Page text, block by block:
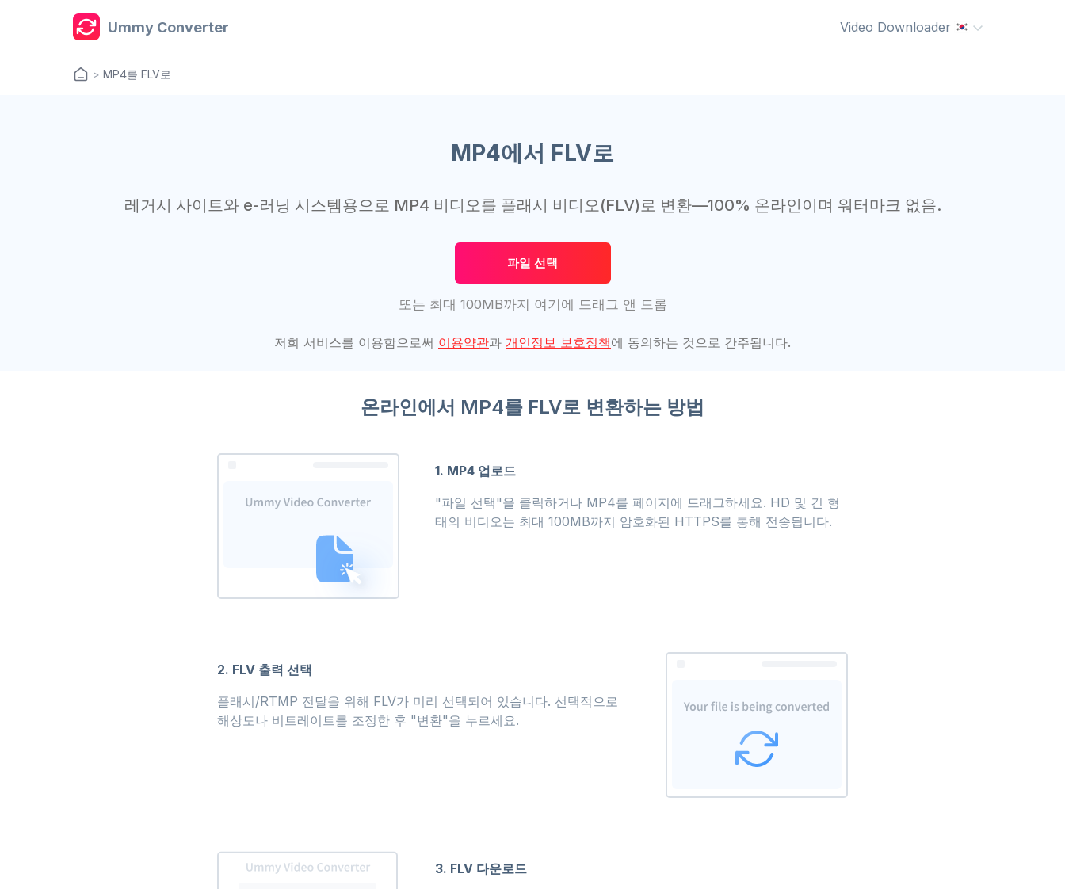
Ummy Converter Video Downloader
> MP4를 FLV로
MP4에서 FLV로
레거시 사이트와 e-러닝 시스템용으로 MP4 비디오를 플래시 비디오(FLV)로 변환—100% 온라인이며 워터마크 없음.
파일 선택
또는 최대 100MB까지 여기에 드래그 앤 드롭
저희 서비스를 이용함으로써 이용약관과 개인정보 보호정책에 동의하는 것으로 간주됩니다.
온라인에서 MP4를 FLV로 변환하는 방법
1. MP4 업로드
"파일 선택"을 클릭하거나 MP4를 페이지에 드래그하세요. HD 및 긴 형
태의 비디오는 최대 100MB까지 암호화된 HTTPS를 통해 전송됩니다.
2. FLV 출력 선택
플래시/RTMP 전달을 위해 FLV가 미리 선택되어 있습니다. 선택적으로
해상도나 비트레이트를 조정한 후 "변환"을 누르세요.
3. FLV 다운로드